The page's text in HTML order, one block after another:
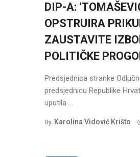
DIP-A:
OPSTRUIRA
ZAUSTAVITE
POLITIČKE
Predsjednica stranke
predsjednicu Republike
uputila ...
By Karolina Vidović Krišto